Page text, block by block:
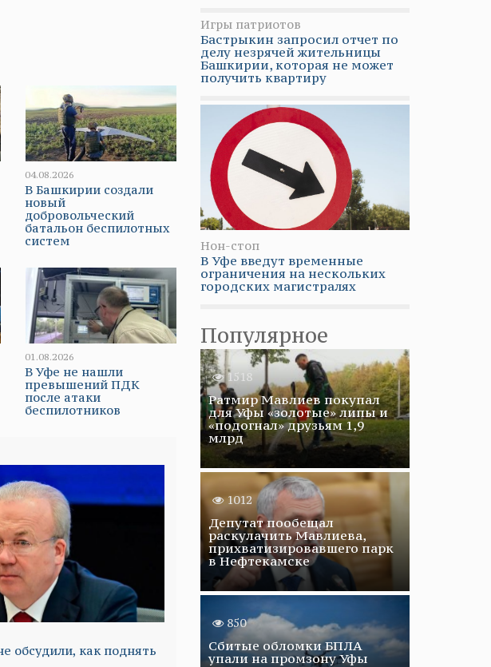
04.08.2026
В Башкирии создали
новый
добровольческий
батальон беспилотных
систем
01.08.2026
В Уфе не нашли
превышений ПДК
после атаки
беспилотников
обсудили, как поднять
Игры патриотов
Бастрыкин запросил отчет по
делу незрячей жительницы
Башкирии, которая не может
получить квартиру
Нон-стоп
В Уфе введут временные
ограничения на нескольких
городских магистралях
Популярное
1518
Ратмир Мавлиев покупал
для Уфы «золотые» липы и
«подогнал» друзьям 1,9
млрд
1012
Депутат пообещал
раскулачить Мавлиева,
прихватизировавшего парк
в Нефтекамске
850
Сбитые обломки БПЛА
упали на промзону Уфы